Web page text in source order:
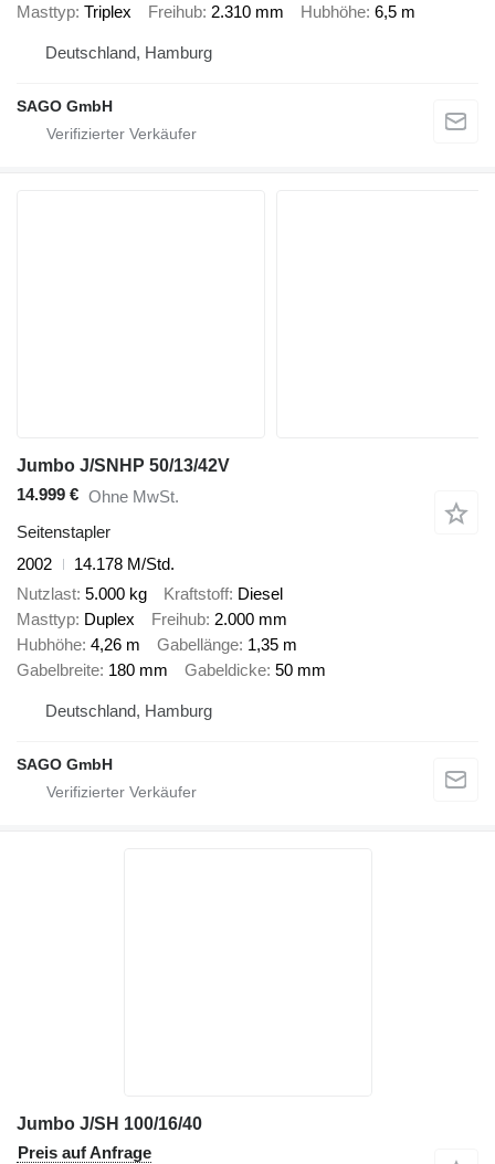
Masttyp Triplex Freihub 2.310 mm Hubhöhe 6,5 m
Deutschland, Hamburg
SAGO GmbH
Jumbo J/SNHP 50/13/42V
14.999 € Ohne MwSt.
Seitenstapler
2002
14.178 M/Std.
Nutzlast 5.000 kg Kraftstoff Diesel
Masttyp Duplex Freihub 2.000 mm
Hubhöhe 4,26 m Gabellänge 1,35 m
Gabelbreite 180 mm Gabeldicke 50 mm
Deutschland, Hamburg
SAGO GmbH
Jumbo J/SH 100/16/40
Preis auf Anfrage